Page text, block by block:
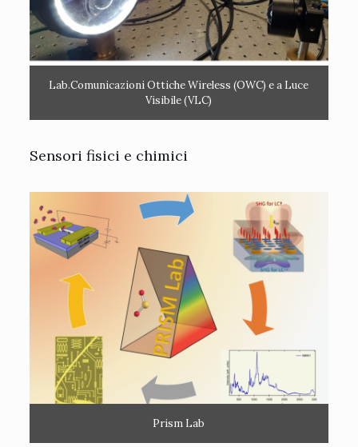
Lab.Comunicazioni Ottiche Wireless (OWC) e a Luce
Visibile (VLC)
Sensori fisici e chimici
Prism Lab